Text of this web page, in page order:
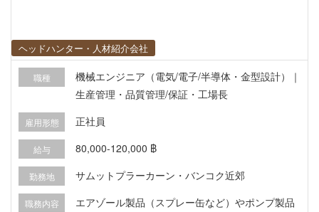
ヘッドハンター・人材紹介会社
職種
機械エンジニア（電気/電子/半導体・金型設計）｜
生産管理・品質管理/保証・工場長
雇用形態 正社員
給与 80,000-120,000 ฿
勤務地 サムットプラーカーン・バンコク近郊
職務内容
エアゾール製品（スプレー缶など）やポンプ製品